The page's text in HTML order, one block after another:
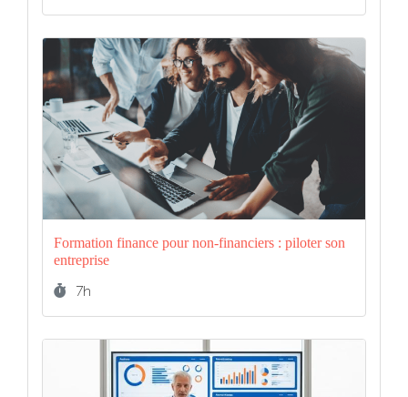
Formation finance pour non-financiers : piloter son
entreprise
Durée :
7h